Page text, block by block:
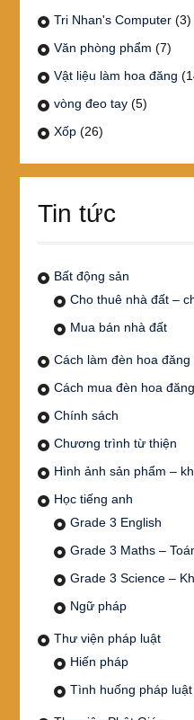
Tri Nhan's Computer (3)
Văn phòng phẩm (7)
Vật liệu làm hoa đăng
vòng đeo tay (5)
Xốp (26)
Tin tức
Bất động sản
Cho thuê nhà đất –
Mua bán nhà đất
Cách làm đèn hoa đăng
Cách mua đèn hoa đăng
Chính sách
Chương trình từ thiện
Hình ảnh sản phẩm –
Học tiếng anh
Grade 3 English
Grade 3 Maths –
Grade 3 Science –
Ngữ pháp
Thư viện pháp luật
Hiến pháp
Tình huống pháp luật